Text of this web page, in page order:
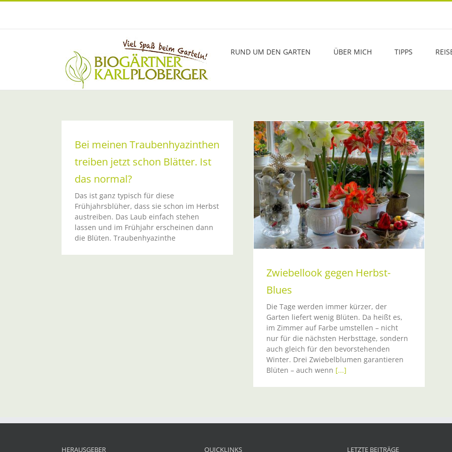
Zum
RUND UM DEN GARTEN ÜBER MICH TIPPS
Bei meinen Traubenhyazinthen
treiben jetzt schon Blätter. Ist
das normal?
Das ist ganz typisch für diese
Frühjahrsblüher, dass sie schon im Herbst
austreiben. Das Laub einfach stehen
lassen und im Frühjahr erscheinen dann
die Blüten. Traubenhyazinthe
Zwiebellook gegen Herbst-Blues
Aktuelle Infos
Zwiebellook gegen Herbst-
Blues
Die Tage werden immer kürzer, der
Garten liefert wenig Blüten. Da heißt es,
im Zimmer auf Farbe umstellen – nicht
nur für die nächsten Herbsttage, sondern
auch gleich für den bevorstehenden
Winter. Drei Zwiebelblumen garantieren
Blüten – auch wenn [...]
HERAUSGEBER QUICKLINKS LETZTE BEITRÄGE